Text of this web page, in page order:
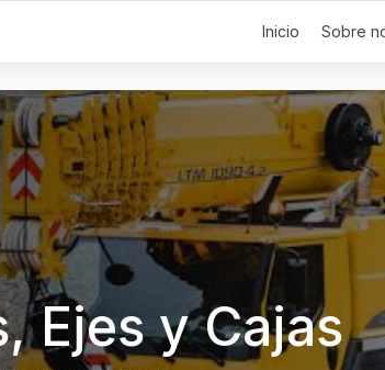
Inicio Sobre
Ejes y Cajas